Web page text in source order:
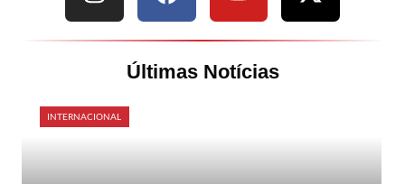
Últimas Notícias
INTERNACIONAL